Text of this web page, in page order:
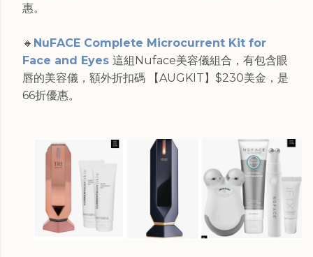
惠。
🔸 NuFACE Complete Microcurrent Kit for
Face and Eyes 這組Nuface美容儀組合，有包含眼
唇的美容儀，額外折扣碼 【AUGKIT】$230美金，是
66折優惠。